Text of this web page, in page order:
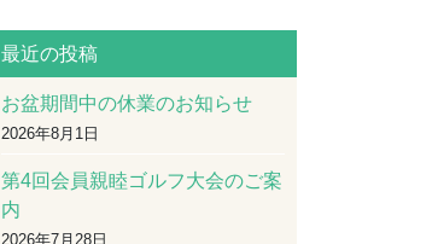
最近の投稿
お盆期間中の休業のお知らせ
2026年8月1日
第4回会員親睦ゴルフ大会のご案
内
2026年7月28日